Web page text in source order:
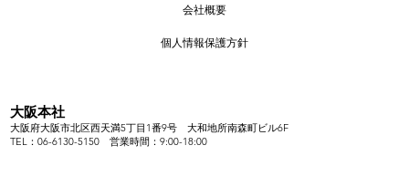
会社概要
個人情報保護方針
大阪本社
大阪府大阪市北区西天満5丁目1番9号 大和地所南森町ビル6F
TEL：06-6130-5150
営業時間：9:00-18:00